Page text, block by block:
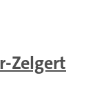
Zelgert